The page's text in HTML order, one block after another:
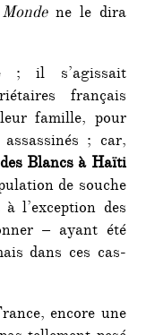
Mondene le dira
il s’agissait
français
famille, pour
; car,
Blancs à Haïti
de souche
l’exception des
– ayant été
dans ces cas-
encore une